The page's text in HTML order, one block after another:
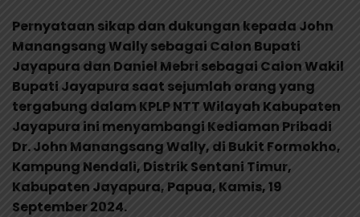
Pernyataan sikap dan dukungan kepada John
Manangsang Wally sebagai Calon Bupati
Jayapura dan Daniel Mebri sebagai Calon Wakil
Bupati Jayapura saat sejumlah orang yang
tergabung dalam KPLP NTT Wilayah Kabupaten
Jayapura ini menyambangi Kediaman Pribadi
Dr. John Manangsang Wally, di Bukit Formokho,
Kampung Nendali, Distrik Sentani Timur,
Kabupaten Jayapura, Papua, Kamis, 19
September 2024.